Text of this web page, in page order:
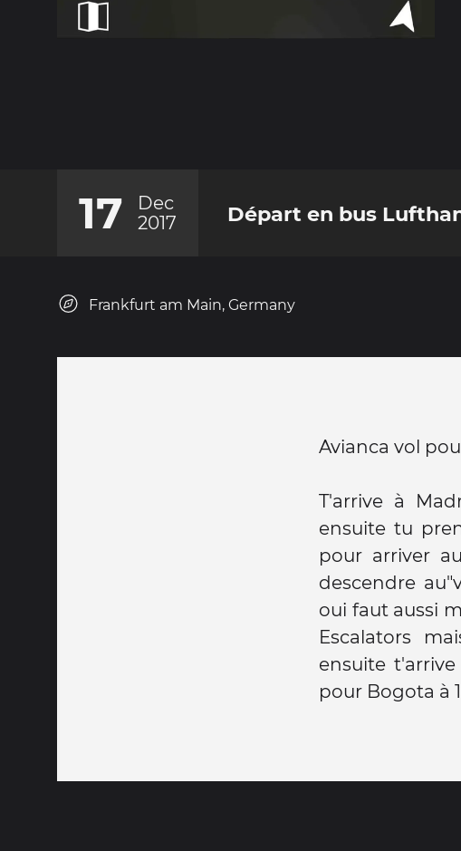
17
Dec
2017
Départ en bus
Frankfurt am Main, Germany
Avianca vol
T'arrive à
ensuite tu
pour arriver
descendre
oui faut aussi
Escalators
ensuite
pour Bogota à